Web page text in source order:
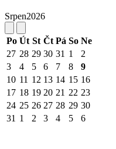
Srpen2026
Po Út St Čt Pá So Ne
27 28 29 30 31 1
2
3
4 5 6 7 8
9
10 11 12 13 14 15 16
17 18 19 20 21 22 23
24 25 26 27 28 29 30
31 1 2 3 4 5 6